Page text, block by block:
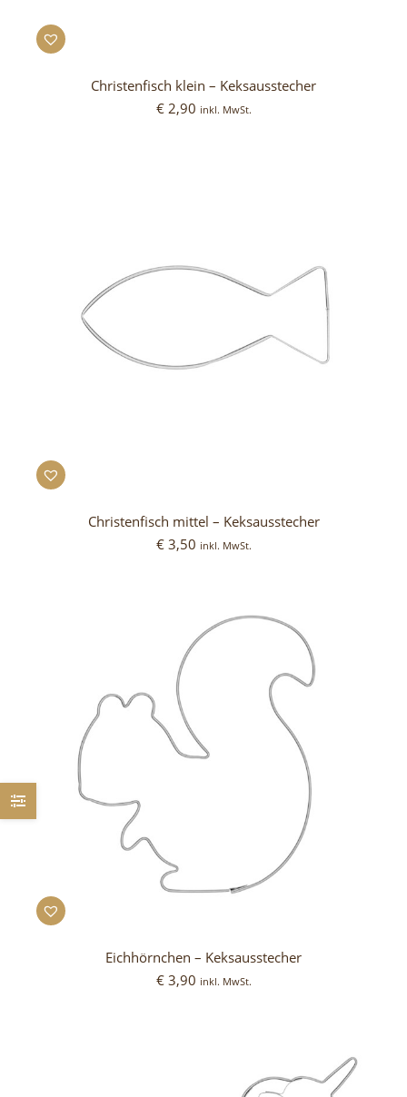
Christenfisch klein – Keksausstecher
€2,90 inkl. MwSt.
Christenfisch mittel – Keksausstecher
€3,50 inkl. MwSt.
Eichhörnchen – Keksausstecher
€3,90 inkl. MwSt.